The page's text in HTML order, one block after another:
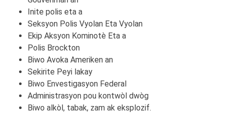
Inite polis eta a
Seksyon Polis Vyolan Eta Vyolan
Ekip Aksyon Kominotè Eta a
Polis Brockton
Biwo Avoka Ameriken an
Sekirite Peyi lakay
Biwo Envestigasyon Federal
Administrasyon pou kontwòl dwòg
Biwo alkòl, tabak, zam ak eksplozif.